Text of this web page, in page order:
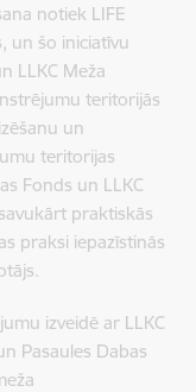
notiek LIFE
un šo iniciatīvu
LLKC Meža
teritorijās
un
teritorijas
Fonds un LLKC
praktiskās
praksi iepazīstinās
izveidē ar LLKC
Pasaules Dabas